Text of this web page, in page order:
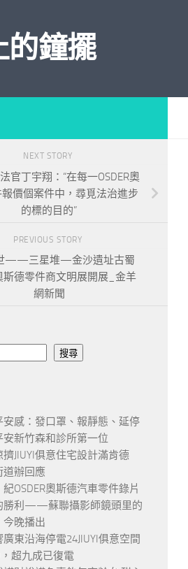
的鐘擺
NEXT STORY
官丁宇翔：“在每一OSDER奧
價個案件中，尋覓法治進步
的標的目的”
PREVIOUS STORY
——三星堆—金沙遺址古蜀
斯德零件商文明展開展_金羊
網新聞
搜尋
安感：發口罩、報靜態、延停
安新竹森和診所第一位
擠JIUYI俱意住宅設計滿肯德
道辦回應
OSDER奧斯德汽車零件錄片
勝利——蘇聯攝影師鏡頭里的
今晚播出
東沿海停電24JIUYI俱意空間
超九成已復電